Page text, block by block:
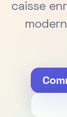
caisse